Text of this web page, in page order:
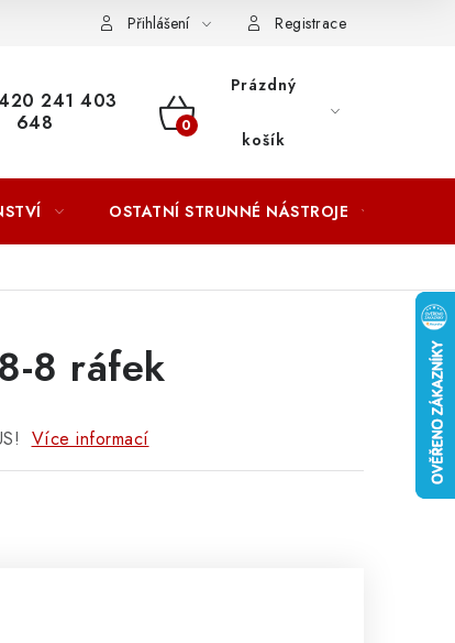
OSOBNÍCH ÚDAJŮ
Přihlášení Registrace
241 403
648
NÁKUPNÍ
Prázdný
košík
OSTATNÍ STRUNNÉ NÁSTROJE
8 ráfek
Více informací